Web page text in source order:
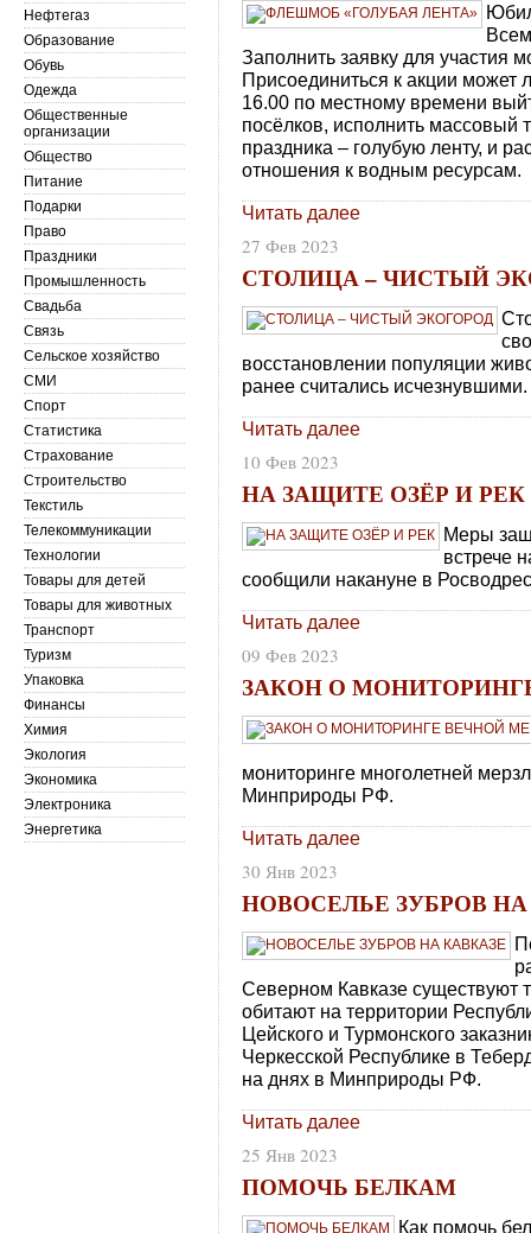
Заполнить заявку для участия
Присоединиться к акции
16.00 по местному времени
посёлков, исполнить массовый
праздника – голубую ленту, и
отношения к водным ресурсам.
Читать далее
27 Фев 2023
СТОЛИЦА – ЧИСТЫЙ
восстановлении популяции
ранее считались исчезнувшими.
Читать далее
10 Фев 2023
НА ЗАЩИТЕ ОЗЁР И РЕК
Меры
встрече
сообщили накануне в
Читать далее
09 Фев 2023
ЗАКОН О
мониторинге многолетней
Минприроды РФ.
Читать далее
30 Янв 2023
НОВОСЕЛЬЕ ЗУБРОВ
Северном Кавказе существуют
обитают на территории
Цейского и Турмонского
Черкесской Республике в
на днях в Минприроды РФ.
Читать далее
25 Янв 2023
ПОМОЧЬ БЕЛКАМ
Как помочь
Нефтегаз
Образование
Обувь
Одежда
Общественные
организации
Общество
Питание
Подарки
Право
Праздники
Промышленность
Свадьба
Связь
Сельское хозяйство
СМИ
Спорт
Статистика
Страхование
Строительство
Текстиль
Телекоммуникации
Технологии
Товары для детей
Товары для животных
Транспорт
Туризм
Упаковка
Финансы
Химия
Экология
Экономика
Электроника
Энергетика